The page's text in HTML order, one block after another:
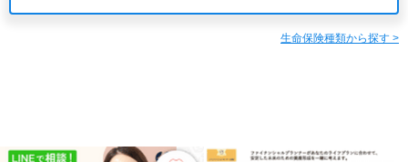
生命保険種類から探す >